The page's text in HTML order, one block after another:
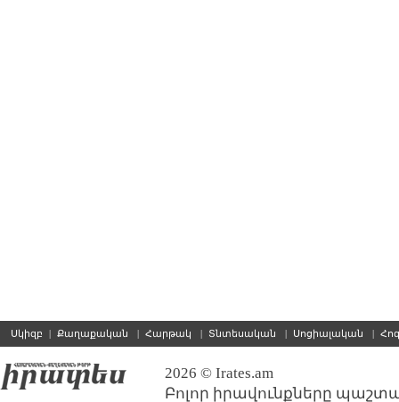
Սկիզբ | Քաղաքական | Հարթակ | Տնտեսական | Սոցիալական |
2026 © Irates.am
Բոլոր իրավունքները